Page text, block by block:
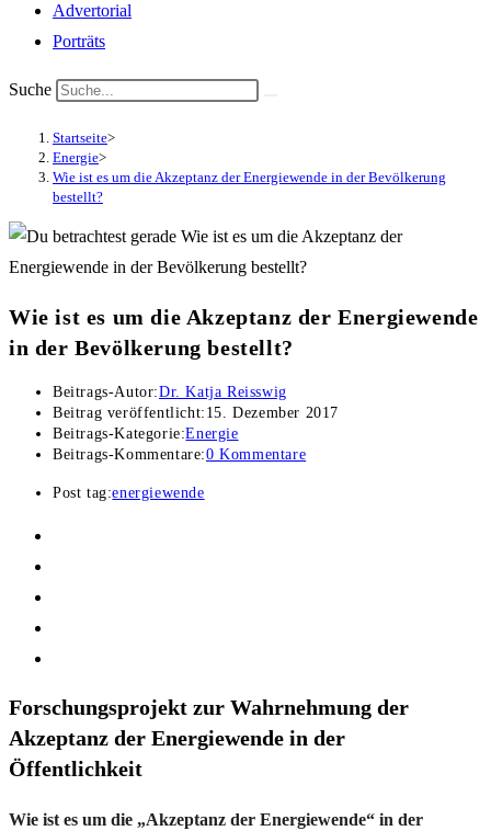
Advertorial
Porträts
Suche
Startseite>
Energie>
Wie ist es um die Akzeptanz der Energiewende in der Bevölkerung
bestellt?
Wie ist es um die Akzeptanz der Energiewende
in der Bevölkerung bestellt?
Beitrags-Autor:Dr. Katja Reisswig
Beitrag veröffentlicht: 15. Dezember 2017
Beitrags-Kategorie:Energie
Beitrags-Kommentare:0 Kommentare
Post tag:energiewende
Forschungsprojekt zur Wahrnehmung der
Akzeptanz der Energiewende in der
Öffentlichkeit
Wie ist es um die „Akzeptanz der Energiewende“ in der